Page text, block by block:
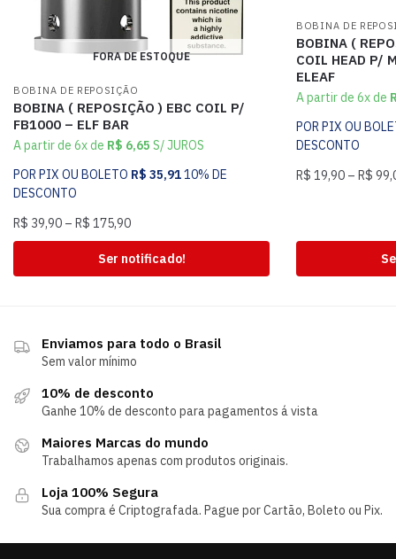
FORA DE ESTOQUE
BOBINA DE REPOSIÇÃO
BOBINA ( REPOSIÇÃO ) EBC COIL P/
FB1000 – ELF BAR
A partir de 6x de R$ 6,65 S/ JUROS
POR PIX OU BOLETO R$ 35,9110% DE
DESCONTO
R$ 39,90 – R$ 175,90
Ser notificado!
BOBINA DE
BOBINA (
COIL HEAD P/
ELEAF
A partir de 6x de
POR PIX OU
DESCONTO
R$ 19,90 – R$
Enviamos para todo o Brasil
Sem valor mínimo
10% de desconto
Ganhe 10% de desconto para pagamentos á vista
Maiores Marcas do mundo
Trabalhamos apenas com produtos originais.
Loja 100% Segura
Sua compra é Criptografada. Pague por Cartão, Boleto ou Pix.